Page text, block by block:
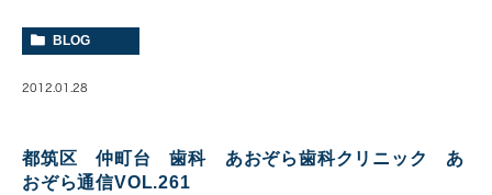
BLOG
2012.01.28
都筑区 仲町台 歯科 あおぞら歯科クリニック あ
おぞら通信VOL.261